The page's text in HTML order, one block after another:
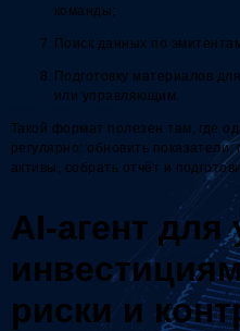
команды;
Поиск данных по
Подготовку материалов
или управляющим.
Такой формат полезен там, где
регулярно: обновить
активы, собрать отчёт и
AI-агент
риски и